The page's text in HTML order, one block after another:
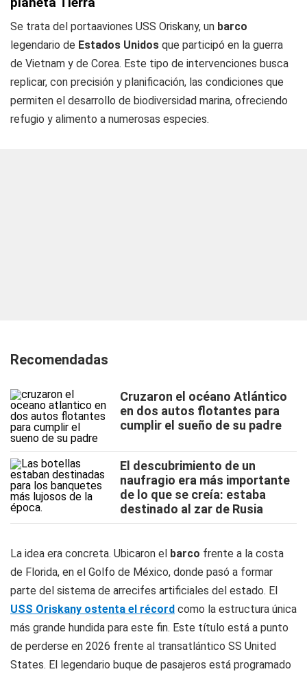
Se trata del portaaviones USS Oriskany, un barco
legendario de Estados Unidos que participó en la guerra
de Vietnam y de Corea. Este tipo de intervenciones busca
replicar, con precisión y planificación, las condiciones que
permiten el desarrollo de biodiversidad marina, ofreciendo
refugio y alimento a numerosas especies.
Recomendadas
Cruzaron el océano Atlántico
en dos autos flotantes para
cumplir el sueño de su padre
El descubrimiento de un
naufragio era más importante
de lo que se creía: estaba
destinado al zar de Rusia
La idea era concreta. Ubicaron el barco frente a la costa
de Florida, en el Golfo de México, donde pasó a formar
parte del sistema de arrecifes artificiales del estado. El
USS Oriskany ostenta el récord como la estructura única
más grande hundida para este fin. Este título está a punto
de perderse en 2026 frente al transatlántico SS United
States. El legendario buque de pasajeros está programado